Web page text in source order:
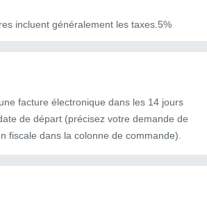
incluent généralement les taxes.5%
facture électronique dans les 14 jours
de départ (précisez votre demande de
fiscale dans la colonne de commande).